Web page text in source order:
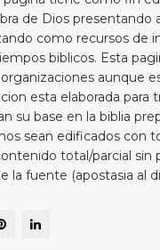
de Dios
como recursos de
biblicos. Esta
aunque
esta elaborada
su base en la biblia
sean edificados con
total/parcial sin
la fuente (apostasia al